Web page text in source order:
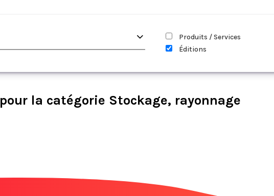
Produits / Services
Éditions
pour la catégorie Stockage, rayonnage